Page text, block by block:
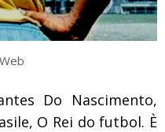
Do Nascimento,
O Rei do futbol. È